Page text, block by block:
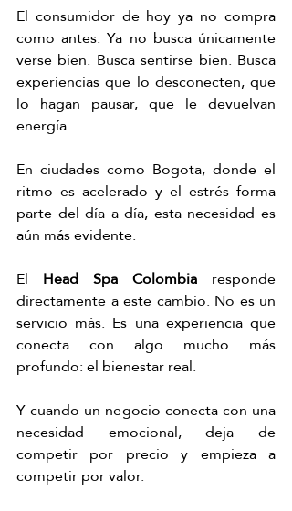
El consumidor de hoy ya no compra
como antes. Ya no busca únicamente
verse bien. Busca sentirse bien. Busca
experiencias que lo desconecten, que
lo hagan pausar, que le devuelvan
energía.
En ciudades como Bogota, donde el
ritmo es acelerado y el estrés forma
parte del día a día, esta necesidad es
aún más evidente.
El Head Spa Colombia responde
directamente a este cambio. No es un
servicio más. Es una experiencia que
conecta con algo mucho más
profundo: el bienestar real.
Y cuando un negocio conecta con una
necesidad emocional, deja de
competir por precio y empieza a
competir por valor.